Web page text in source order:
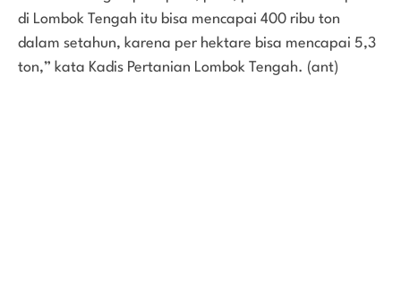
di Lombok Tengah itu bisa mencapai 400 ribu ton
dalam setahun, karena per hektare bisa mencapai 5,3
ton,” kata Kadis Pertanian Lombok Tengah. (ant)